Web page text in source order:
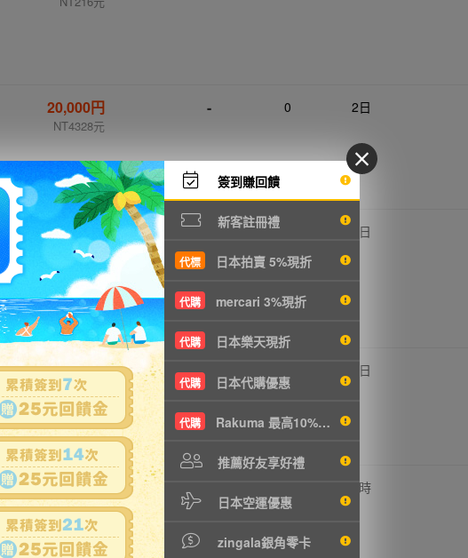
簽到賺回饋
新客註冊禮
代標 日本拍賣 5%現折
代購 mercari 3%現折
代購 日本樂天現折
代購 日本代購優惠
代購 Rakuma 最高10%現折
推薦好友享好禮
日本空運優惠
zingala銀角零卡
20,000円
NT4328元
- 0 2日
10,000円
NT2164元
10,000円
NT2164元
1日
2,200円
NT476元
2,500円
NT541元
4日
730円
NT157元
730円
NT157元
17 時